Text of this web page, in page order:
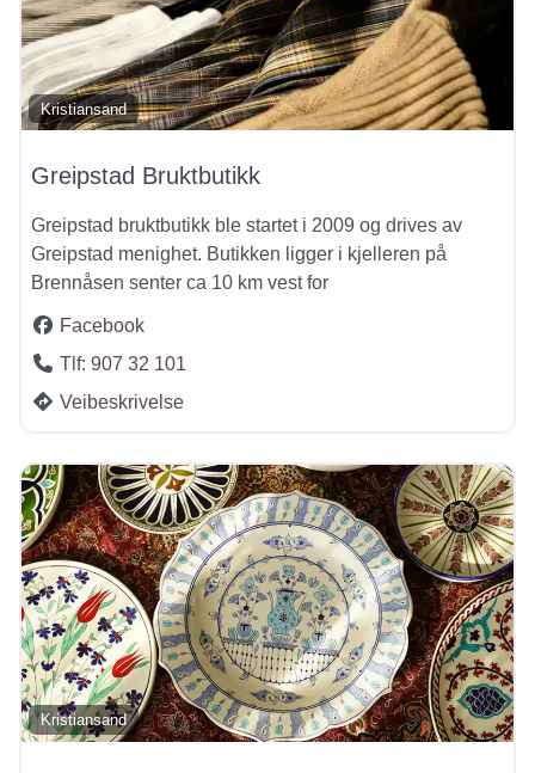
Kristiansand
Greipstad Bruktbutikk
Greipstad bruktbutikk ble startet i 2009 og drives av
Greipstad menighet. Butikken ligger i kjelleren på
Brennåsen senter ca 10 km vest for
Facebook
Tlf: 907 32 101
Veibeskrivelse
Kristiansand